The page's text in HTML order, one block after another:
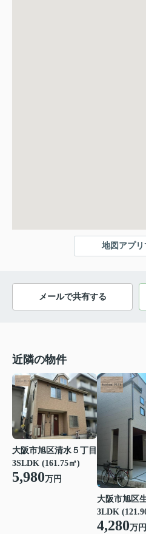
地図アプリ
メールで共有する
近隣の物件
大阪市旭区清水５丁目
3SLDK (161.75㎡)
5,980万円
大阪市旭区
3LDK
4,280万円